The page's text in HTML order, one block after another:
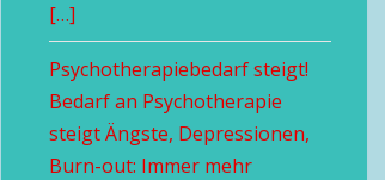
[…]
Psychotherapiebedarf steigt!
Bedarf an Psychotherapie
steigt Ängste, Depressionen,
Burn-out: Immer mehr